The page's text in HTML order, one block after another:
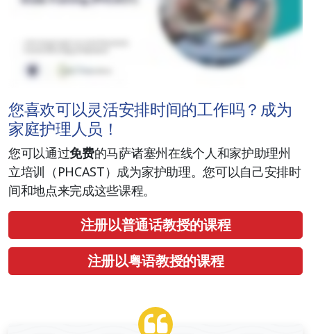
您喜欢可以灵活安排时间的工作吗？成为
家庭护理人员！
您可以通过免费的马萨诸塞州在线个人和家护助理州
立培训（PHCAST）成为家护助理。您可以自己安排时
间和地点来完成这些课程。
注册以普通话教授的课程
注册以粤语教授的课程